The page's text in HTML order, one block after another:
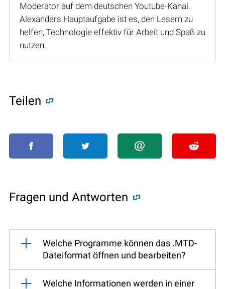
Moderator auf dem deutschen Youtube-Kanal.
Alexanders Hauptaufgabe ist es, den Lesern zu
helfen, Technologie effektiv für Arbeit und Spaß zu
nutzen.
Teilen
Fragen und Antworten
Welche Programme können das .MTD-
Dateiformat öffnen und bearbeiten?
Welche Informationen werden in einer